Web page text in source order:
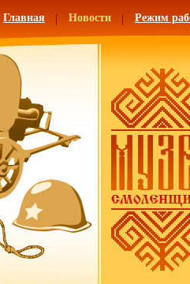
Главная Новости Режим